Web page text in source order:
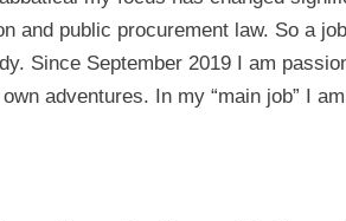
and public procurement law. So a
Since September 2019 I am
adventures. In my “main job” I